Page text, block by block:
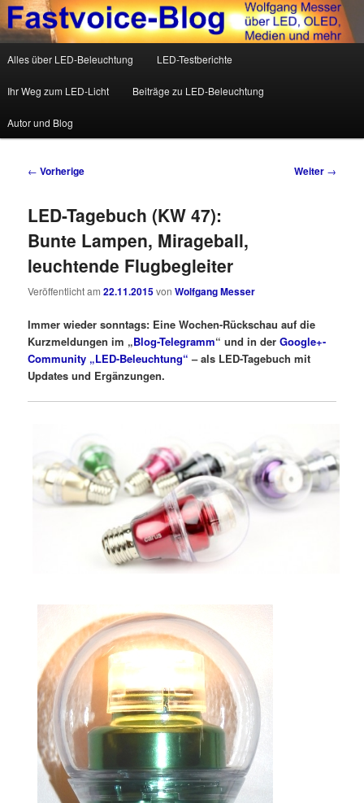
Fastvoice-Blog
Wolfgang Messer über LED, OLED, Medien und mehr
Zum Inhalt wechseln
Zum sekundären Inhalt wechseln
Alles über LED-Beleuchtung LED-Testberichte
Ihr Weg zum LED-Licht Beiträge zu LED-Beleuchtung
Autor und Blog
Beitrags-Navigation
← Vorherige Weiter →
LED-Tagebuch (KW 47):
Bunte Lampen, Mirageball,
leuchtende Flugbegleiter
Veröffentlicht am22.11.2015vonWolfgang Messer
Immer wieder sonntags: Eine Wochen-Rückschau auf die
Kurzmeldungen im „Blog-Telegramm“ und in derGoogle+-
Community „LED-Beleuchtung“ – als LED-Tagebuch mit
Updates und Ergänzungen.